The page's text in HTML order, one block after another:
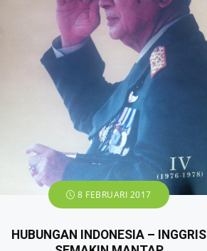
8 FEBRUARI 2017
HUBUNGAN INDONESIA – INGGRIS